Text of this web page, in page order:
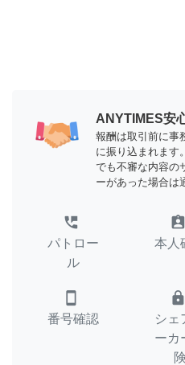
ANYTIMES安
報酬は取引前に事
に振り込まれます
でも不審な内容の
ーがあった場合は
perm_phone_msg
パトロー
ル
assignment_ind
本人
smartphone
番号確認
lock
シェ
ーカ
険